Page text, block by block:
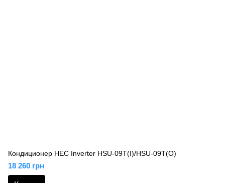
Кондиционер HEC Inverter HSU-09T(I)/HSU-09T(O)
18 260 грн